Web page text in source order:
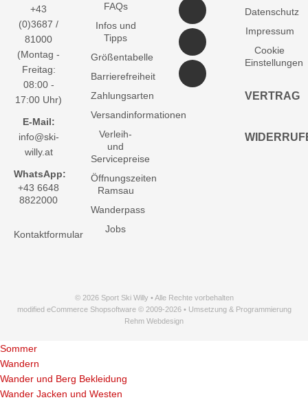
+43
(0)3687 /
81000
(Montag -
Freitag:
08:00 -
17:00 Uhr)
E-Mail:
info@ski-
willy.at
WhatsApp:
+43 6648
8822000
Kontaktformular
FAQs
Infos und
Tipps
Größentabelle
Barrierefreiheit
Zahlungsarten
Versandinformationen
Verleih-
und
Servicepreise
Öffnungszeiten
Ramsau
Wanderpass
Jobs
Datenschutz
Impressum
Cookie
Einstellungen
VERTRAG
© 2026 Sport Ski Willy • Alle Rechte vorbehalten
modified eCommerce Shopsoftware © 2009-2026 • Umsetzung & Programmierung
Rehm Webdesign
Sommer
Wandern
Wander und Berg Bekleidung
Wander Jacken und Westen